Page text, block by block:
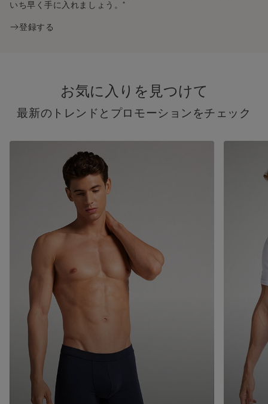
いち早く手に入れましょう。"
登録する
お気に入りを見つけて
最新のトレンドとプロモーションをチェック